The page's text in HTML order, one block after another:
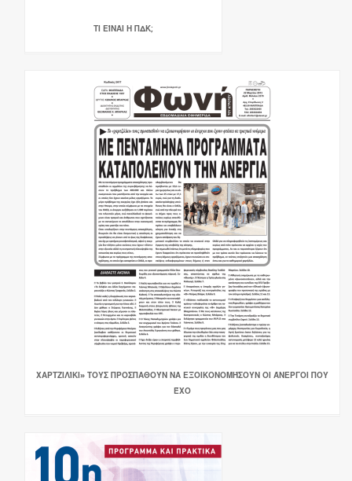
ΤΙ ΕΊΝΑΙ Η ΠΔΚ;
ΧΑΡΤΖΙΛΊΚΙ» ΤΟΥΣ ΠΡΟΣΠΑΘΟΎΝ ΝΑ ΕΞΟΙΚΟΝΟΜΉΣΟΥΝ ΟΙ ΆΝΕΡΓΟΙ ΠΟΥ
ΈΧΟ